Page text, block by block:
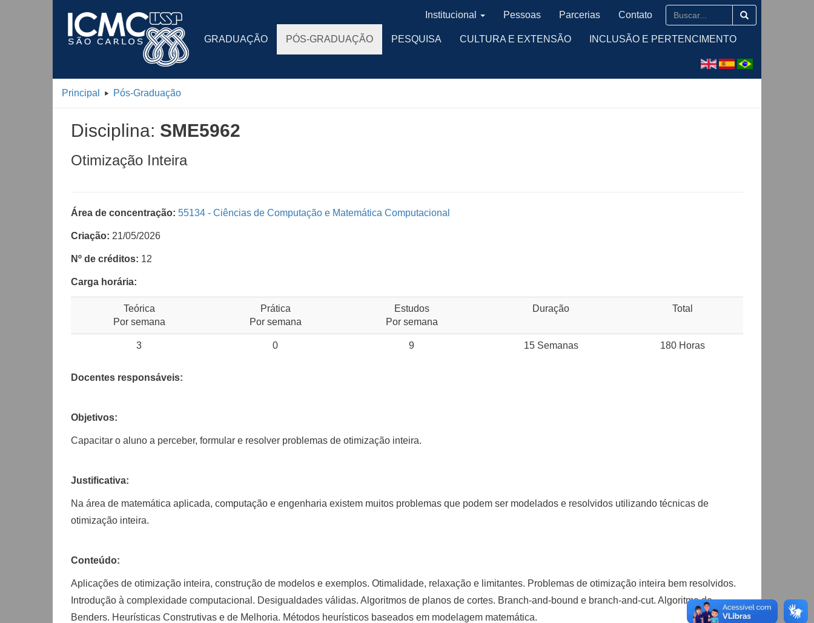
GRADUAÇÃO PÓS-GRADUAÇÃO PESQUISA CULTURA E EXTENSÃO INCLUSÃO E PERTENCIMENTO
Institucional Pessoas Parcerias Contato
Principal Pós-Graduação
Disciplina: SME5962
Otimização Inteira
Área de concentração: 55134 - Ciências de Computação e Matemática Computacional
Criação: 21/05/2026
Nº de créditos: 12
Carga horária:
Teórica
Por semana
Prática
Por semana
Estudos
Por semana
Duração Total
3 0 9 15 Semanas 180 Horas
Docentes responsáveis:
Objetivos:
Capacitar o aluno a perceber, formular e resolver problemas de otimização inteira.
Justificativa:
Na área de matemática aplicada, computação e engenharia existem muitos problemas que podem ser modelados e resolvidos utilizando técnicas de
otimização inteira.
Conteúdo:
Aplicações de otimização inteira, construção de modelos e exemplos. Otimalidade, relaxação e limitantes. Problemas de otimização inteira bem resolvidos.
Introdução à complexidade computacional. Desigualdades válidas. Algoritmos de planos de cortes. Branch-and-bound e branch-and-cut. Algoritmo de
Benders. Heurísticas Construtivas e de Melhoria. Métodos heurísticos baseados em modelagem matemática.